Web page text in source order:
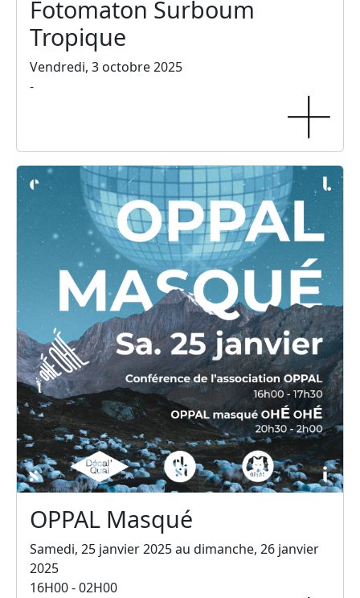
Fotomaton Surboum
Tropique
Vendredi, 3 octobre 2025
-
OPPAL Masqué
Samedi, 25 janvier 2025 au dimanche, 26 janvier
2025
16H00 - 02H00